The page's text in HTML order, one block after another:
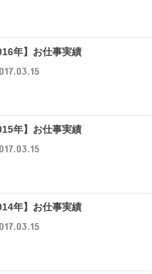
年】お仕事実績
年】お仕事実績
年】お仕事実績